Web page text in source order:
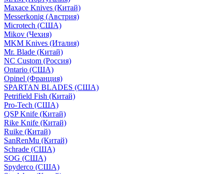
Maxace Knives (Китай)
Messerkonig (Австрия)
Microtech (США)
Mikov (Чехия)
MKM Knives (Италия)
Mr. Blade (Китай)
NC Custom (Россия)
Ontario (США)
Opinel (Франция)
SPARTAN BLADES (США)
Petrifield Fish (Китай)
Pro-Tech (США)
QSP Knife (Китай)
Rike Knife (Китай)
Ruike (Китай)
SanRenMu (Китай)
Schrade (США)
SOG (США)
Spyderco (США)